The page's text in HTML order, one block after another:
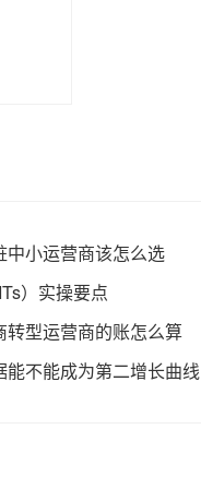
小运营商该怎么选
）实操要点
型运营商的账怎么算
不能成为第二增长曲线